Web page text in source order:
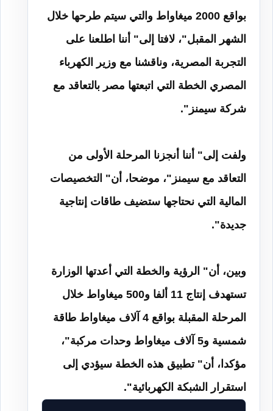
بواقع 2000 ميغاواط والتي سيتم طرحها خلال
الشهر المقبل"، لافتا إلى" أننا اطلعنا على
التجربة المصرية، وناقشنا مع وزير الكهرباء
المصري الخطة التي اتبعتها مصر بالتعاقد مع
شركة سيمنز ".
ولفت إلى" أننا أنجزنا المرحلة الأولى من
التعاقد مع سيمنز"، موضحا، أن" التخصيصات
المالية التي نحتاجها ستضيف طاقات إنتاجية
جديدة".
وبين، أن" الرؤية والخطة التي أعدتها الوزارة
تستهدف إنتاج 11 ألفا و500 ميغاواط خلال
المرحلة المقبلة بواقع 4 آلاف ميغاواط طاقة
شمسية و5 آلاف ميغاواط وحدات مركبة"،
مؤكدا، أن" تطبيق هذه الخطة سيؤدي إلى
استقرار الشبكة الكهربائية".